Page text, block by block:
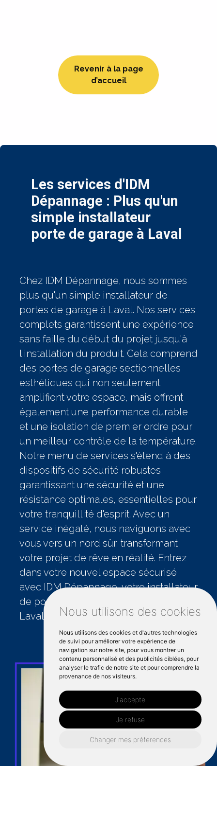
Nous utilisons des cookies
Nous utilisons des cookies et d'autres technologies
de suivi pour améliorer votre expérience de
navigation sur notre site, pour vous montrer un
contenu personnalisé et des publicités ciblées, pour
analyser le trafic de notre site et pour comprendre la
provenance de nos visiteurs.
J'accepte
Je refuse
Changer mes préférences
Revenir à la page
d’accueil
Les services d'IDM
Dépannage : Plus qu'un
simple installateur
porte de garage à Laval
Chez IDM Dépannage, nous sommes
plus qu'un simple installateur de
portes de garage à Laval. Nos services
complets garantissent une expérience
sans faille du début du projet jusqu'à
l'installation du produit. Cela comprend
des portes de garage sectionnelles
esthétiques qui non seulement
amplifient votre espace, mais offrent
également une performance durable
et une isolation de premier ordre pour
un meilleur contrôle de la température.
Notre menu de services s'étend à des
dispositifs de sécurité robustes
garantissant une sécurité et une
résistance optimales, essentielles pour
votre tranquillité d'esprit. Avec un
service inégalé, nous naviguons avec
vous vers un nord sûr, transformant
votre projet de rêve en réalité. Entrez
dans votre nouvel espace sécurisé
avec IDM Dépannage, votre installateur
de portes de garage de confiance à
Laval.